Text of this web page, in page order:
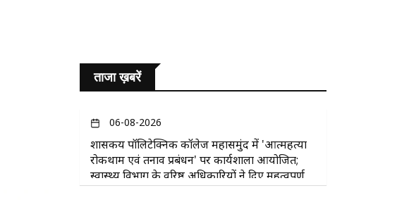
ताजा ख़बरें
06-08-2026
​शासकीय पॉलिटेक्निक कॉलेज महासमुंद में 'आत्महत्या
रोकथाम एवं तनाव प्रबंधन' पर कार्यशाला आयोजित;
स्वास्थ्य विभाग के वरिष्ठ अधिकारियों ने दिए महत्वपूर्ण
सुझाव